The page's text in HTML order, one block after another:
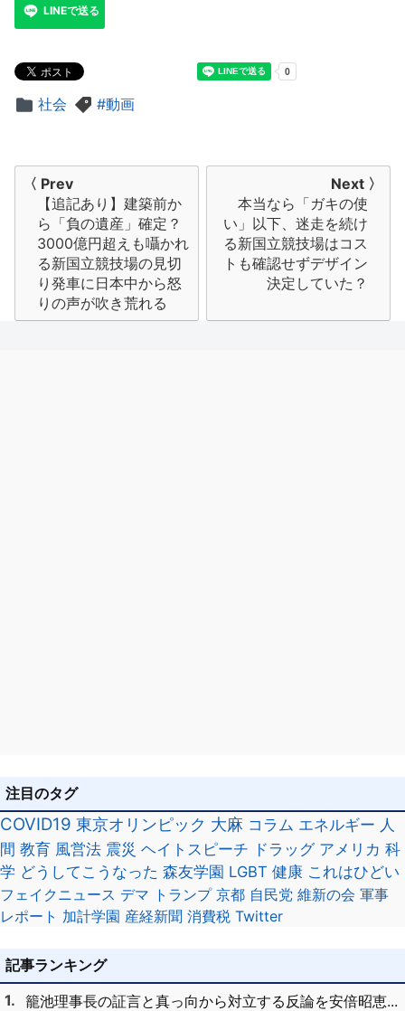
LINEで送る
社会 動画
〈 Prev
【追記あり】建築前か
ら「負の遺産」確定？
3000億円超えも囁かれ
る新国立競技場の見切
り発車に日本中から怒
りの声が吹き荒れる
Next 〉
本当なら「ガキの使
い」以下、迷走を続け
る新国立競技場はコス
トも確認せずデザイン
決定していた？
注目のタグ
COVID19 東京オリンピック 大麻 コラム エネルギー 人
間 教育 風営法 震災 ヘイトスピーチ ドラッグ アメリカ 科
学 どうしてこうなった 森友学園 LGBT 健康 これはひどい
フェイクニュース デマ トランプ 京都 自民党 維新の会 軍事
レポート 加計学園 産経新聞 消費税 Twitter
記事ランキング
籠池理事長の証言と真っ向から対立する反論を安倍昭恵...